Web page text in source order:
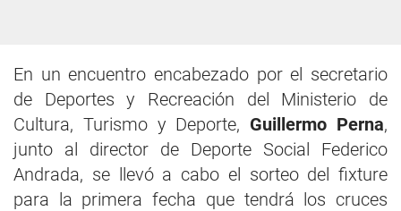
En un encuentro encabezado por el secretario
de Deportes y Recreación del Ministerio de
Cultura, Turismo y Deporte, Guillermo Perna,
junto al director de Deporte Social Federico
Andrada, se llevó a cabo el sorteo del fixture
para la primera fecha que tendrá los cruces